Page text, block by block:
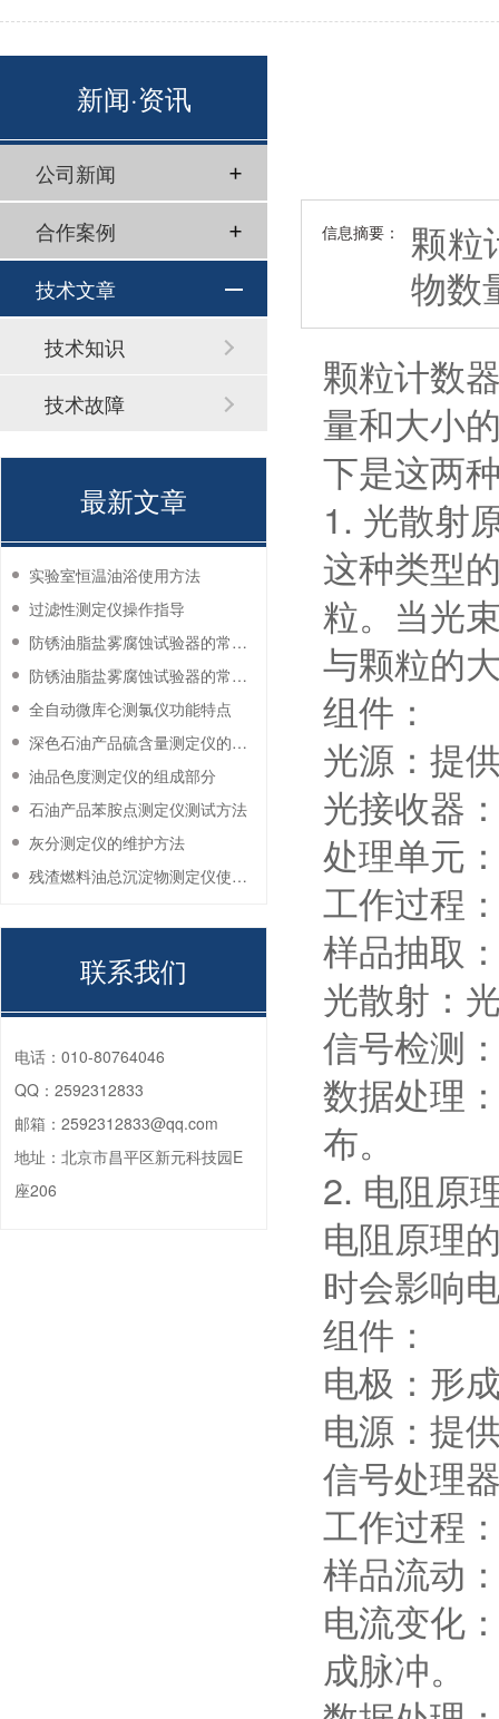
信息摘要：
颗粒
物数
颗粒计数
量和大小
下是这两
1. 光散射
这种类型
粒。当光
与颗粒的
组件：
光源：提
光接收器
处理单元
工作过程
样品抽取
光散射：
信号检测
数据处理
布。
2. 电阻原
电阻原理
时会影响
组件：
电极：形
电源：提
信号处理
工作过程
样品流动
电流变化
成脉冲。
新闻·资讯
公司新闻
合作案例
技术文章
技术知识
技术故障
最新文章
实验室恒温油浴使用方法
过滤性测定仪操作指导
防锈油脂盐雾腐蚀试验器的常见故障与解决方法
防锈油脂盐雾腐蚀试验器的常见故障与解决方法
全自动微库仑测氯仪功能特点
深色石油产品硫含量测定仪的工作环境要求
油品色度测定仪的组成部分
石油产品苯胺点测定仪测试方法
灰分测定仪的维护方法
残渣燃料油总沉淀物测定仪使用注意事项
联系我们
电话： 010-80764046
QQ： 2592312833
邮箱： 2592312833@qq.com
地址： 北京市昌平区新元科技园E
座206